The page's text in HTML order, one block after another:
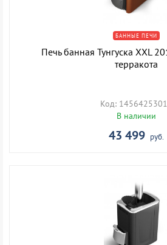
БАННЫЕ ПЕЧИ
Печь банная Тунгуска XXL
терракота
Код:
В наличии
43 499 руб.